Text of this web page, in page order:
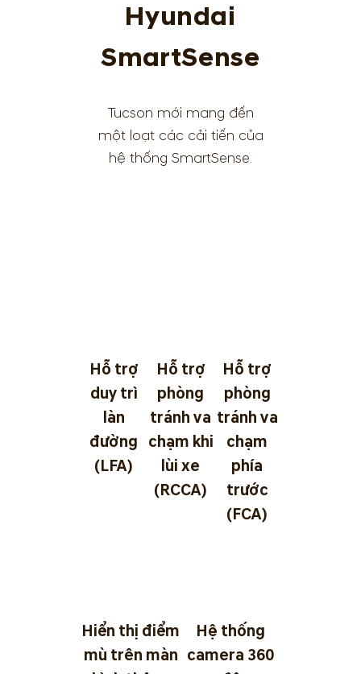
Hyundai
SmartSense
Tucson mới mang đến
một loạt các cải tiến của
hệ thống SmartSense.
Hỗ trợ
duy trì
làn
đường
(LFA)
Hỗ trợ
phòng
tránh va
chạm khi
lùi xe
(RCCA)
Hỗ trợ
phòng
tránh va
chạm
phía
trước
(FCA)
Hiển thị điểm
mù trên màn
Hệ thống
camera 360